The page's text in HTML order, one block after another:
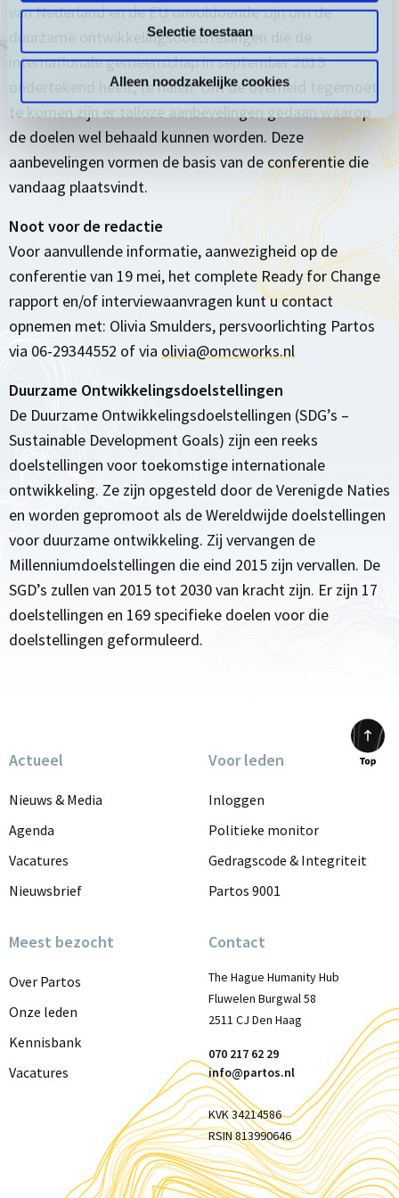
Selectie toestaan
Alleen noodzakelijke cookies
van Nederland en de EU onvoldoende zijn om de
duurzame ontwikkelingsdoelstellingen die de
internationale gemeenschap in september 2015
ondertekend heeft, te halen. Om de overheid tegemoet
te komen zijn er talloze aanbevelingen gedaan waarop
de doelen wel behaald kunnen worden. Deze
aanbevelingen vormen de basis van de conferentie die
vandaag plaatsvindt.
Noot voor de redactie
Voor aanvullende informatie, aanwezigheid op de
conferentie van 19 mei, het complete Ready for Change
rapport en/of interviewaanvragen kunt u contact
opnemen met: Olivia Smulders, persvoorlichting Partos
via 06-29344552 of via olivia@omcworks.nl
Duurzame Ontwikkelingsdoelstellingen
De Duurzame Ontwikkelingsdoelstellingen (SDG’s –
Sustainable Development Goals) zijn een reeks
doelstellingen voor toekomstige internationale
ontwikkeling. Ze zijn opgesteld door de Verenigde Naties
en worden gepromoot als de Wereldwijde doelstellingen
voor duurzame ontwikkeling. Zij vervangen de
Millenniumdoelstellingen die eind 2015 zijn vervallen. De
SGD’s zullen van 2015 tot 2030 van kracht zijn. Er zijn 17
doelstellingen en 169 specifieke doelen voor die
doelstellingen geformuleerd.
Actueel
Nieuws & Media
Agenda
Vacatures
Nieuwsbrief
Voor leden
Inloggen
Politieke monitor
Gedragscode & Integriteit
Partos 9001
Meest bezocht
Over Partos
Onze leden
Kennisbank
Vacatures
Contact
The Hague Humanity Hub
Fluwelen Burgwal 58
2511 CJ Den Haag
070 217 62 29
info@partos.nl
KVK 34214586
RSIN 813990646